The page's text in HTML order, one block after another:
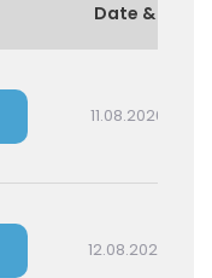
Date & Time
11.08.2026 16:00
12.08.2026 14:30